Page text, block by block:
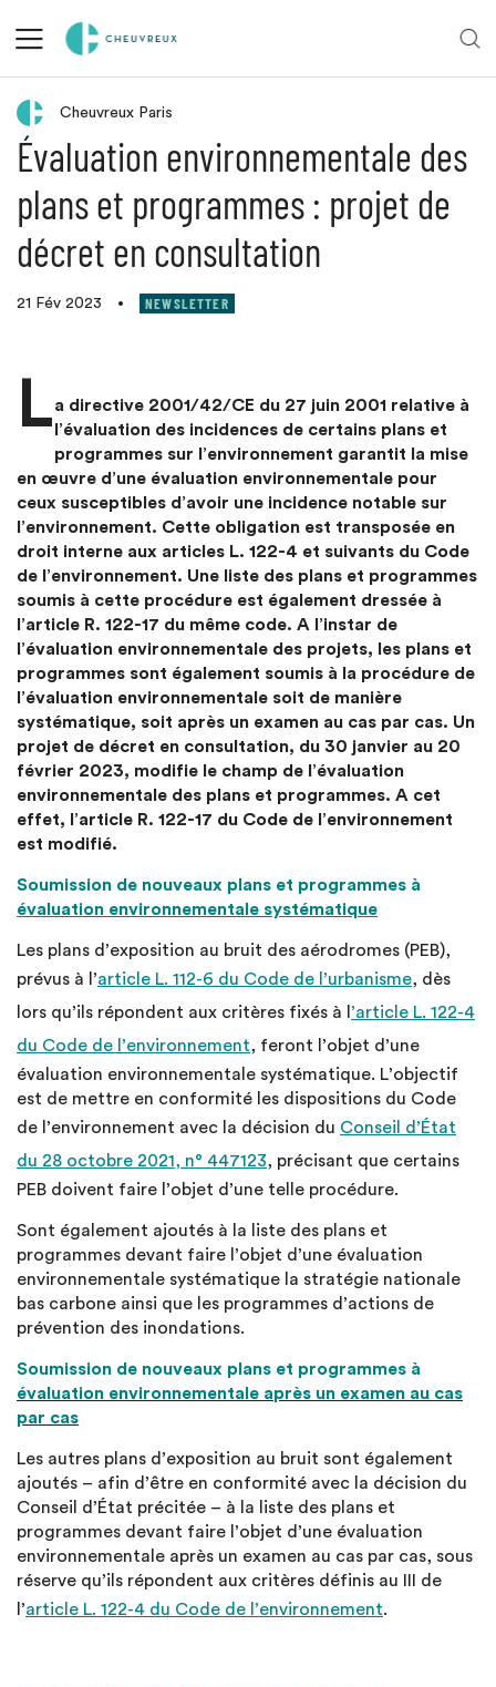
Retour aux actualités
Cheuvreux Paris
Évaluation environnementale des
plans et programmes : projet de
décret en consultation
21 Fév 2023 • NEWSLETTER
La directive 2001/42/CE du 27 juin 2001 relative à
l’évaluation des incidences de certains plans et
programmes sur l’environnement garantit la mise
en œuvre d’une évaluation environnementale pour
ceux susceptibles d’avoir une incidence notable sur
l’environnement. Cette obligation est transposée en
droit interne aux articles L. 122-4 et suivants du Code
de l’environnement. Une liste des plans et programmes
soumis à cette procédure est également dressée à
l’article R. 122-17 du même code. A l’instar de
l’évaluation environnementale des projets, les plans et
programmes sont également soumis à la procédure de
l’évaluation environnementale soit de manière
systématique, soit après un examen au cas par cas. Un
projet de décret en consultation, du 30 janvier au 20
février 2023, modifie le champ de l’évaluation
environnementale des plans et programmes. A cet
effet, l’article R. 122-17 du Code de l’environnement
est modifié.
Soumission de nouveaux plans et programmes à
évaluation environnementale systématique
Les plans d’exposition au bruit des aérodromes (PEB),
prévus à l’article L. 112-6 du Code de l’urbanisme, dès
lors qu’ils répondent aux critères fixés à l ’article L. 122-4
du Code de l’environnement, feront l’objet d’une
évaluation environnementale systématique. L’objectif
est de mettre en conformité les dispositions du Code
de l’environnement avec la décision du Conseil d’État
du 28 octobre 2021, n° 447123, précisant que certains
PEB doivent faire l’objet d’une telle procédure.
Sont également ajoutés à la liste des plans et
programmes devant faire l’objet d’une évaluation
environnementale systématique la stratégie nationale
bas carbone ainsi que les programmes d’actions de
prévention des inondations.
Soumission de nouveaux plans et programmes à
évaluation environnementale après un examen au cas
par cas
Les autres plans d’exposition au bruit sont également
ajoutés – afin d’être en conformité avec la décision du
Conseil d’État précitée – à la liste des plans et
programmes devant faire l’objet d’une évaluation
environnementale après un examen au cas par cas, sous
réserve qu’ils répondent aux critères définis au III de
l’article L. 122-4 du Code de l’environnement.